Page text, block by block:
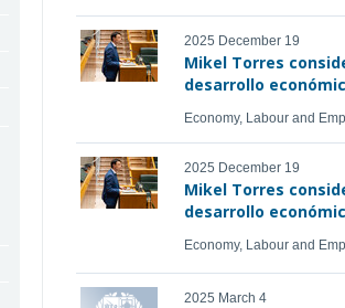
2025 December 19
Mikel Torres
desarrollo
Economy, Labour and
2025 December 19
Mikel Torres
desarrollo
Economy, Labour and
2025 March 4